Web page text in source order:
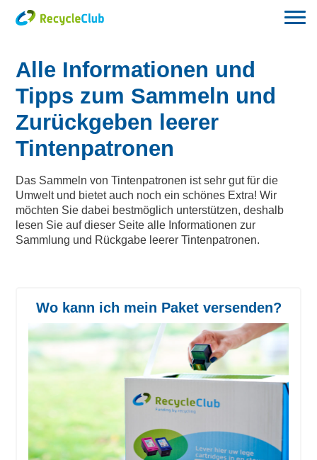
Alle Informationen und
Tipps zum Sammeln und
Zurückgeben leerer
Tintenpatronen
Das Sammeln von Tintenpatronen ist sehr gut für die
Umwelt und bietet auch noch ein schönes Extra! Wir
möchten Sie dabei bestmöglich unterstützen, deshalb
lesen Sie auf dieser Seite alle Informationen zur
Sammlung und Rückgabe leerer Tintenpatronen.
Wo kann ich mein Paket versenden?